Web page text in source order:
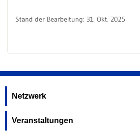
Stand der Bearbeitung: 31. Okt. 2025
Netzwerk
Veranstaltungen